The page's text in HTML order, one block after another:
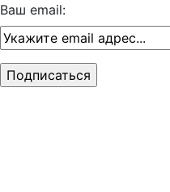
Ваш email: